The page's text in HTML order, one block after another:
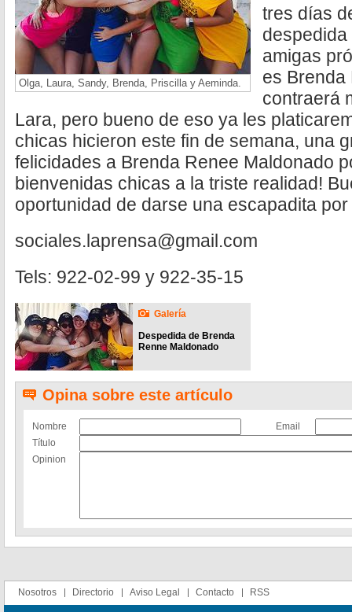
Olga, Laura, Sandy, Brenda, Priscilla y Aeminda.
tres días
amigas
es Brenda
contraerá
Lara, pero bueno de eso ya les
chicas hicieron este fin de semana, una
felicidades a Brenda Renee Maldonado
bienvenidas chicas a la triste realidad!
oportunidad de darse una escapadita
sociales.laprensa@gmail.com
Tels: 922-02-99 y 922-35-15
Galería
Despedida de Brenda
Renne Maldonado
Opina sobre este artículo
Nombre
Email
Título
Opinion
Nosotros Directorio Aviso Legal Contacto RSS